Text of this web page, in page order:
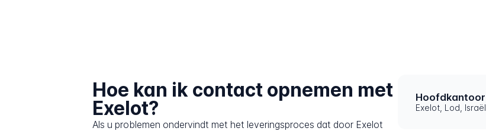
Hoe kan ik contact opnemen met
Exelot?
Als u problemen ondervindt met het leveringsproces dat door Exelot
Hoofdkantoor
Exelot, Lod, Israël